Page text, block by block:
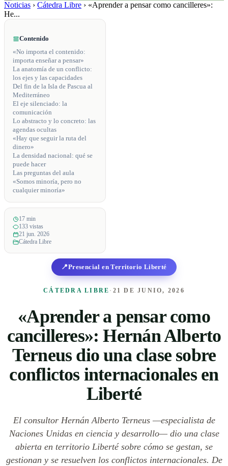
Noticias › Cátedra Libre › «Aprender a pensar como cancilleres»:
He...
Contenido
«No importa el contenido:
importa enseñar a pensar»
La anatomía de un conflicto:
los ejes y las capacidades
Del fin de la Isla de Pascua al
Mediterráneo
El eje silenciado: la
comunicación
Lo abstracto y lo concreto: las
agendas ocultas
«Hay que seguir la ruta del
dinero»
La densidad nacional: qué se
puede hacer
Las preguntas del aula
«Somos minoría, pero no
cualquier minoría»
17 min
133 vistas
21 jun. 2026
Cátedra Libre
📍Presencial en Territorio Liberté
CÁTEDRA LIBRE · 21 DE JUNIO, 2026
«Aprender a pensar como
cancilleres»: Hernán Alberto
Terneus dio una clase sobre
conflictos internacionales en
Liberté
El consultor Hernán Alberto Terneus —especialista de
Naciones Unidas en ciencia y desarrollo— dio una clase
abierta en territorio Liberté sobre cómo se gestan, se
gestionan y se resuelven los conflictos internacionales. De